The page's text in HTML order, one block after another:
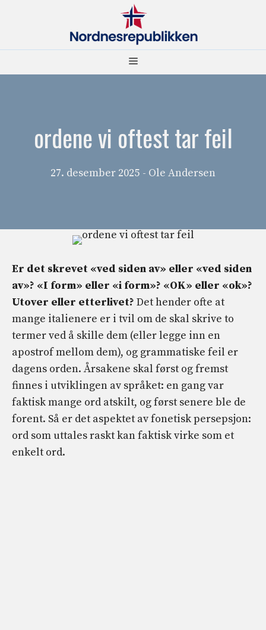
Meny
ordene vi oftest tar feil
27. desember 2025 - Ole Andersen
Er det skrevet «ved siden av» eller «ved siden
av»? «I form» eller «i form»? «OK» eller «ok»?
Utover eller etterlivet? Det hender ofte at
mange italienere er i tvil om de skal skrive to
termer ved å skille dem (eller legge inn en
apostrof mellom dem), og grammatiske feil er
dagens orden. Årsakene skal først og fremst
finnes i utviklingen av språket: en gang var
faktisk mange ord atskilt, og først senere ble de
forent. Så er det aspektet av fonetisk persepsjon:
ord som uttales raskt kan faktisk virke som et
enkelt ord.